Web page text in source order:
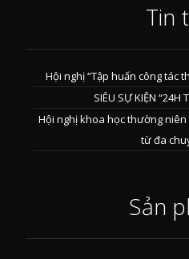
Tin
Hội nghị “Tập huấn công tác
SIÊU SỰ KIỆN “24H
Hội nghị khoa học thường
từ đa
Sản